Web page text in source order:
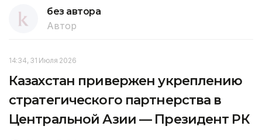
без автора
Автор
14:34, 31 Июля 2026
Казахстан привержен укреплению
стратегического партнерства в
Центральной Азии — Президент РК